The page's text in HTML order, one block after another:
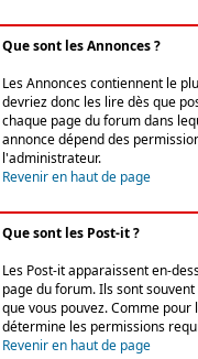
Que sont les Annonces ?
Les Annonces contiennent le
devriez donc les lire dès que
chaque page du forum dans
annonce dépend des
l'administrateur.
Revenir en haut de page
Que sont les Post-it ?
Les Post-it apparaissent en-
page du forum. Ils sont
que vous pouvez. Comme
détermine les permissions
Revenir en haut de page